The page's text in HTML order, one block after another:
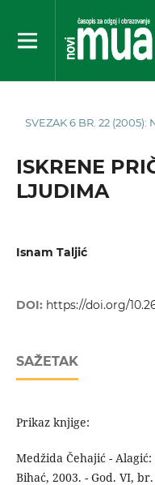
SVEZAK 6 BR. 22 (2005):
ISKRENE
LJUDIMA
Isnam Taljić
DOI: https://doi.org/
SAŽETAK
Prikaz knjige:
Medžida Čehajić -
Bihać, 2003. - God. VI,